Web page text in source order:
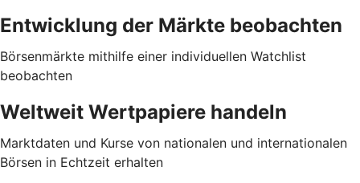
Entwicklung der Märkte beobachten
Börsenmärkte mithilfe einer individuellen Watchlist
beobachten
Weltweit Wertpapiere handeln
Marktdaten und Kurse von nationalen und internationalen
Börsen in Echtzeit erhalten